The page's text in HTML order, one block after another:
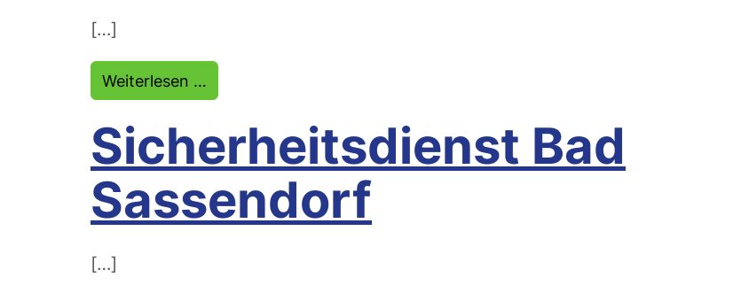
[…]
Weiterlesen …
Sicherheitsdienst Bad
Sassendorf
[…]